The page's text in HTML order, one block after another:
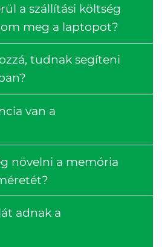
a szállítási költség
meg a laptopot?
tudnak segíteni
van a
növelni a memória
adnak a